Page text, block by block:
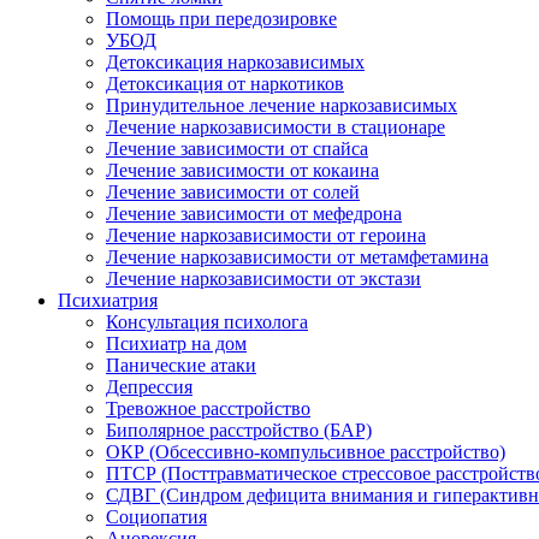
Помощь при передозировке
УБОД
Детоксикация наркозависимых
Детоксикация от наркотиков
Принудительное лечение наркозависимых
Лечение наркозависимости в стационаре
Лечение зависимости от спайса
Лечение зависимости от кокаина
Лечение зависимости от солей
Лечение зависимости от мефедрона
Лечение наркозависимости от героина
Лечение наркозависимости от метамфетамина
Лечение наркозависимости от экстази
Психиатрия
Консультация психолога
Психиатр на дом
Панические атаки
Депрессия
Тревожное расстройство
Биполярное расстройство (БАР)
ОКР (Обсессивно-компульсивное расстройство)
ПТСР (Посттравматическое стрессовое
СДВГ (Синдром дефицита внимания и
Социопатия